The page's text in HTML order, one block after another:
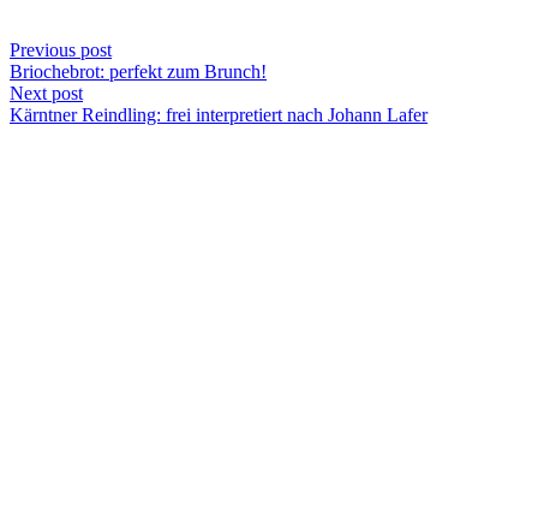
Previous post
Briochebrot: perfekt zum Brunch!
Next post
Kärntner Reindling: frei interpretiert nach Johann Lafer